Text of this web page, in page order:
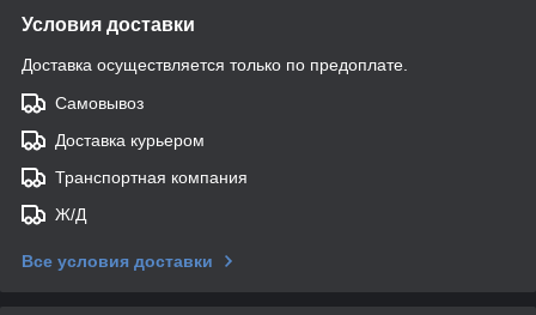
Условия доставки
Доставка осуществляется только по предоплате.
Самовывоз
Доставка курьером
Транспортная компания
Ж/Д
Все условия доставки